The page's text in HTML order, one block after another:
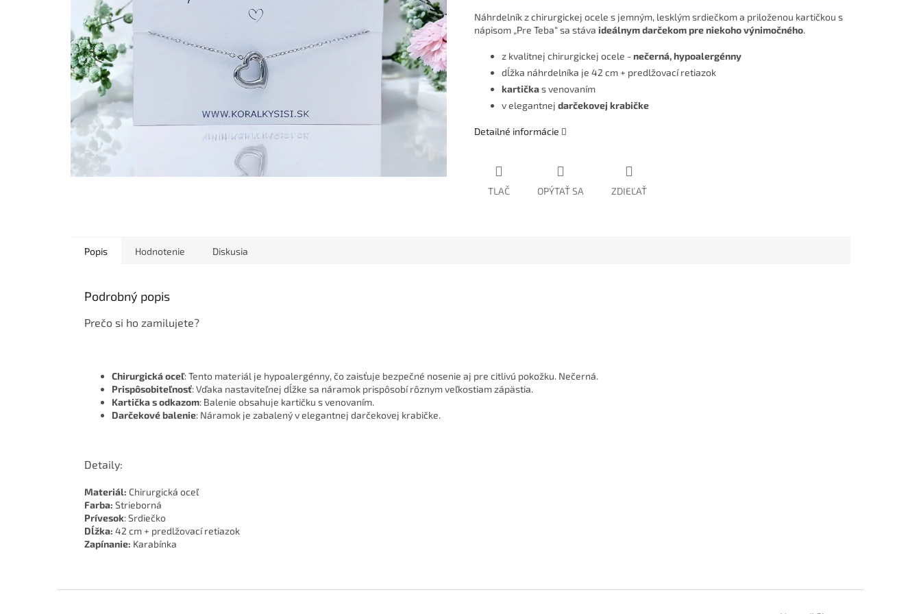
Náhrdelník z chirurgickej ocele s jemným, lesklým srdiečkom a priloženou kartičkou s
nápisom „Pre Teba“ sa stáva ideálnym darčekom pre niekoho výnimočného.
z kvalitnej chirurgickej ocele -nečerná, hypoalergénny
dĺžka náhrdelníka je 42 cm + predlžovací retiazok
kartičkas venovaním
v elegantnej darčekovej krabičke
Detailné informácie
TLAČ OPÝTAŤ SA ZDIEĽAŤ
Popis Hodnotenie Diskusia
Podrobný popis
Prečo si ho zamilujete?
Chirurgická oceľ: Tento materiál je hypoalergénny, čo zaisťuje bezpečné nosenie aj pre citlivú pokožku. Nečerná.
Prispôsobiteľnosť: Vďaka nastaviteľnej dĺžke sa náramok prispôsobí rôznym veľkostiam zápästia.
Kartička s odkazom: Balenie obsahuje kartičku s venovaním.
Darčekové balenie: Náramok je zabalený v elegantnej darčekovej krabičke.
Detaily:
Materiál: Chirurgická oceľ
Farba: Strieborná
Prívesok: Srdiečko
Dĺžka: 42 cm + predlžovací retiazok
Zapínanie: Karabínka